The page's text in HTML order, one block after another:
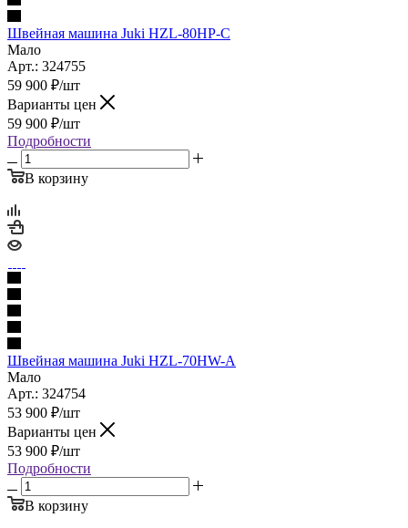
Швейная машина Juki HZL-80HP-C
Мало
Арт.: 324755
59 900 ₽/шт
Варианты цен
59 900 ₽/шт
Подробности
В корзину
Швейная машина Juki HZL-70HW-A
Мало
Арт.: 324754
53 900 ₽/шт
Варианты цен
53 900 ₽/шт
Подробности
В корзину